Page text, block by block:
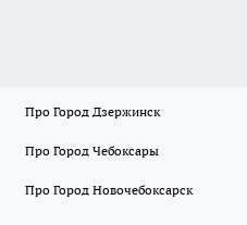
Про Город Дзержинск
Про Город Чебоксары
Про Город Новочебоксарск